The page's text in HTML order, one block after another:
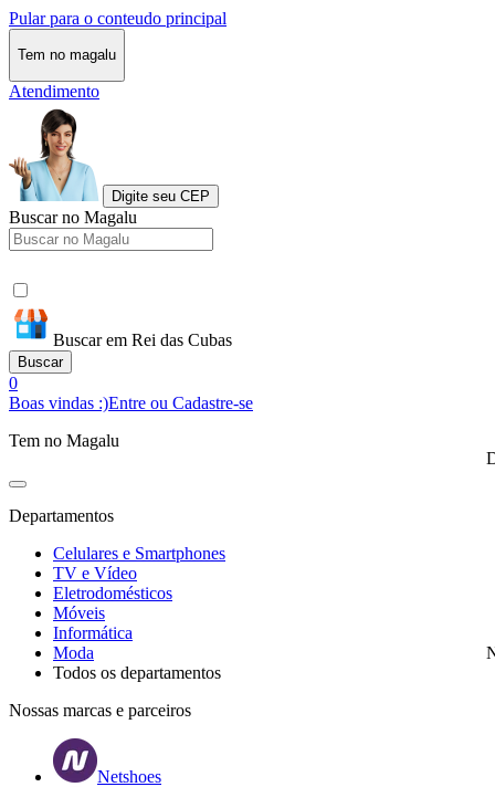
Pular para o conteudo principal
Tem no magalu
Atendimento
Digite seu CEP
Buscar no Magalu
Buscar em Rei das Cubas
Buscar
0
Boas vindas :)Entre ou Cadastre-se
Tem no Magalu
Departamentos
Celulares e Smartphones
TV e Vídeo
Eletrodomésticos
Móveis
Informática
Moda
Todos os departamentos
Nossas marcas e parceiros
Netshoes